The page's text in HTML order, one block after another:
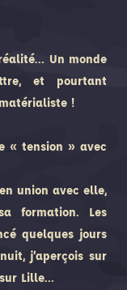
Un monde
et pourtant
!
« tension » avec
union avec elle,
formation. Les
quelques jours
j’aperçois sur
Lille…